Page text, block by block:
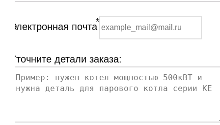
Электронная почта*
Уточните детали заказа: